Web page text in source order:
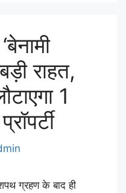
राहत,
1
ग्रहण के बाद ही